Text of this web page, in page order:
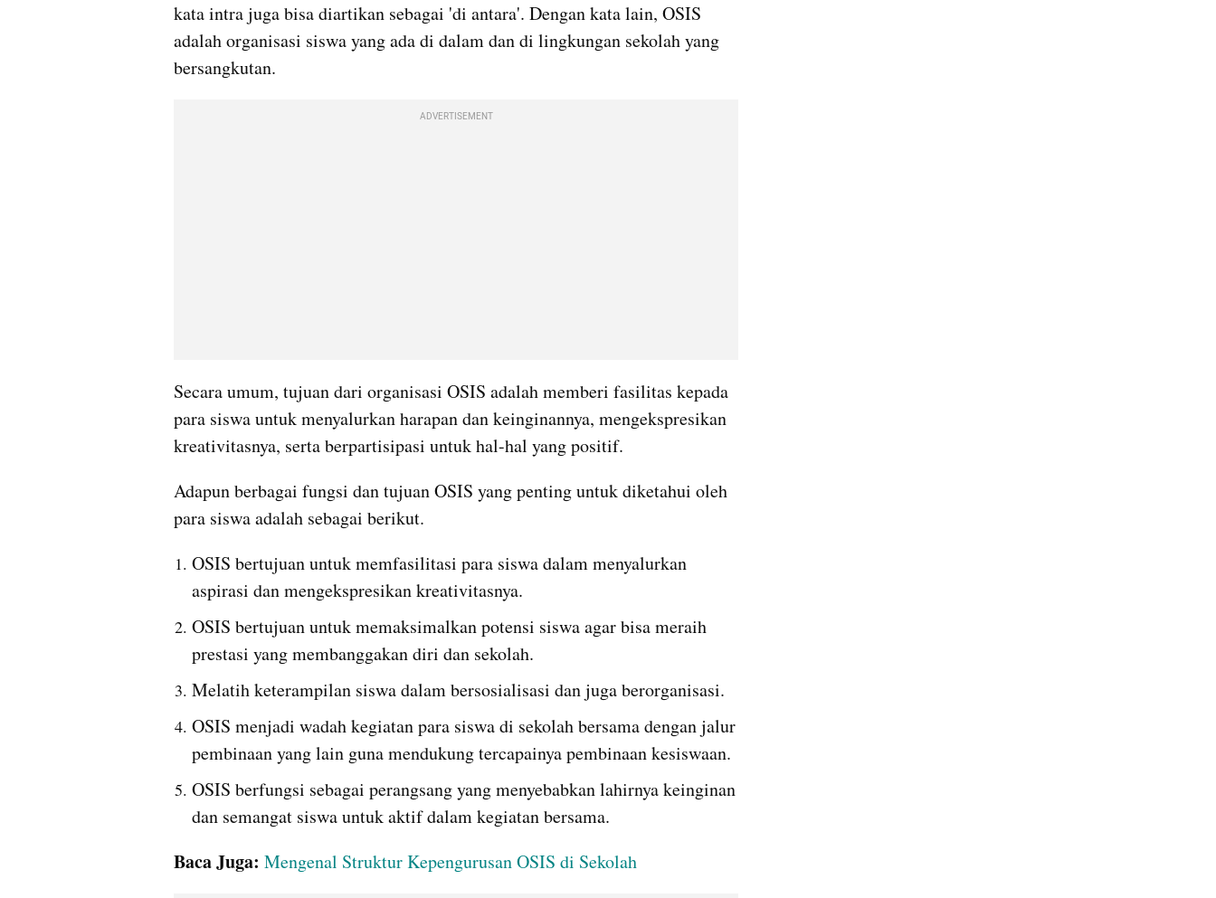
kata intra juga bisa diartikan sebagai 'di antara'. Dengan kata lain, OSIS
adalah organisasi siswa yang ada di dalam dan di lingkungan sekolah yang
bersangkutan.
ADVERTISEMENT
Secara umum, tujuan dari organisasi OSIS adalah memberi fasilitas kepada
para siswa untuk menyalurkan harapan dan keinginannya, mengekspresikan
kreativitasnya, serta berpartisipasi untuk hal-hal yang positif.
Adapun berbagai fungsi dan tujuan OSIS yang penting untuk diketahui oleh
para siswa adalah sebagai berikut.
OSIS bertujuan untuk memfasilitasi para siswa dalam menyalurkan
aspirasi dan mengekspresikan kreativitasnya.
OSIS bertujuan untuk memaksimalkan potensi siswa agar bisa meraih
prestasi yang membanggakan diri dan sekolah.
Melatih keterampilan siswa dalam bersosialisasi dan juga berorganisasi.
OSIS menjadi wadah kegiatan para siswa di sekolah bersama dengan jalur
pembinaan yang lain guna mendukung tercapainya pembinaan kesiswaan.
OSIS berfungsi sebagai perangsang yang menyebabkan lahirnya keinginan
dan semangat siswa untuk aktif dalam kegiatan bersama.
Baca Juga: Mengenal Struktur Kepengurusan OSIS di Sekolah